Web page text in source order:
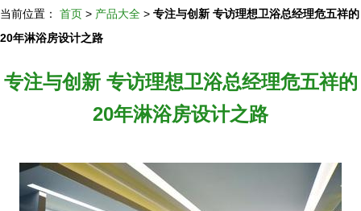
当前位置： 首页 > 产品大全 > 专注与创新 专访理想卫浴总经理危五祥的
20年淋浴房设计之路
专注与创新 专访理想卫浴总经理危五祥的
20年淋浴房设计之路